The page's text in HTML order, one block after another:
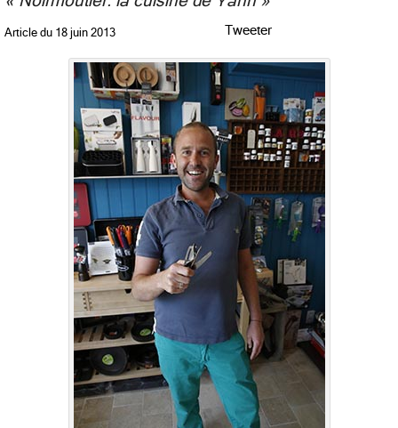
Article du 18 juin 2013 Tweeter